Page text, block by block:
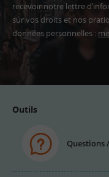
recevoir notre lettre
sur vos droits et nos
données personnelles :
Outils
Questions